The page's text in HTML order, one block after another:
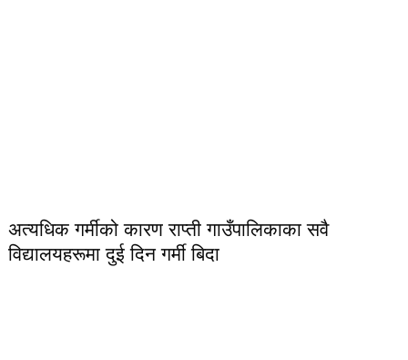
अत्यधिक गर्मीको कारण राप्ती गाउँपालिकाका सवै
विद्यालयहरूमा दुई दिन गर्मी बिदा